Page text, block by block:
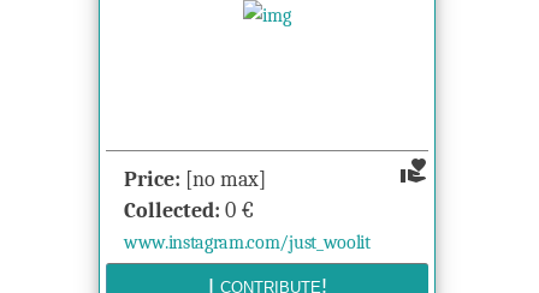
volunteer_activism
Price: [no max]
Collected: 0 €
www.instagram.com/just_woolit